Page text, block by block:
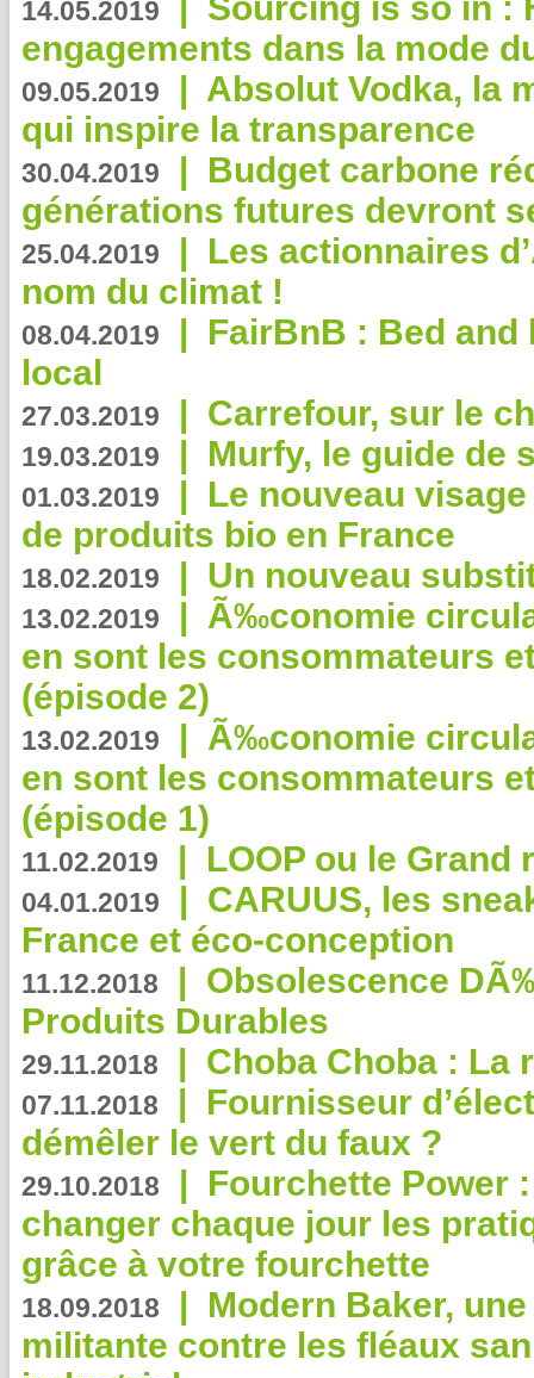
14.05.2019
engagements dans la mode
09.05.2019 | Absolut Vodka, la
qui inspire la transparence
30.04.2019 | Budget carbone
générations futures devront
25.04.2019 | Les actionnaires
nom du climat !
08.04.2019 | FairBnB : Bed
local
27.03.2019 | Carrefour, sur le
19.03.2019 | Murfy, le guide de
01.03.2019 | Le nouveau
de produits bio en France
18.02.2019 | Un nouveau
13.02.2019 | Ã‰conomie
en sont les consommateurs
(épisode 2)
13.02.2019 | Ã‰conomie
en sont les consommateurs
(épisode 1)
11.02.2019 | LOOP ou le Grand
04.01.2019 | CARUUS, les
France et éco-conception
11.12.2018 | Obsolescence
Produits Durables
29.11.2018 | Choba Choba : La
07.11.2018 | Fournisseur
démêler le vert du faux ?
29.10.2018 | Fourchette Power
changer chaque jour les
grâce à votre fourchette
18.09.2018 | Modern Baker,
militante contre les fléaux